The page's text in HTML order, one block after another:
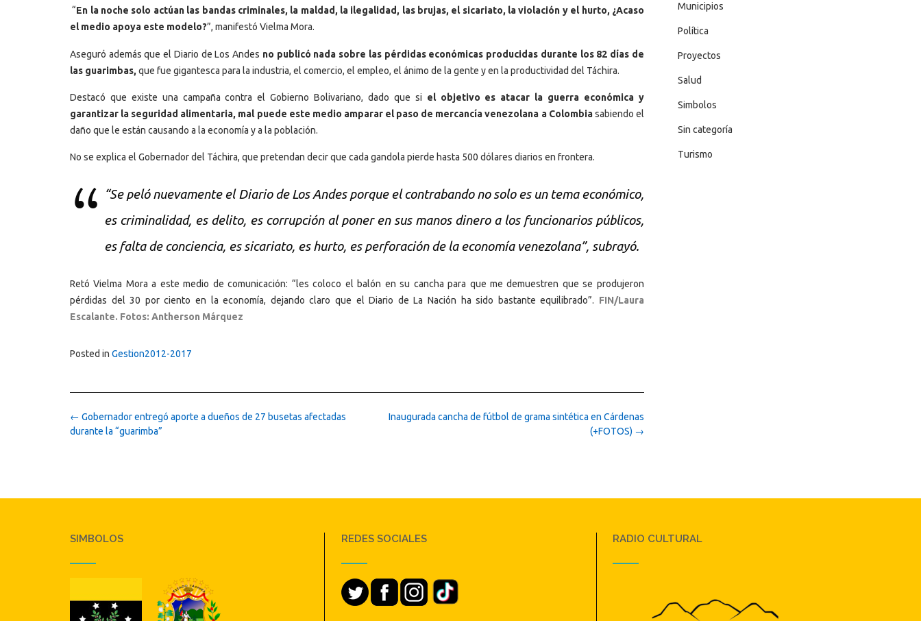
“En la noche solo actúan las bandas criminales, la maldad, la ilegalidad, las brujas, el sicariato, la violación y el hurto, ¿Acaso
el medio apoya este modelo?”, manifestó Vielma Mora.
Aseguró además que el Diario de Los Andes no publicó nada sobre las pérdidas económicas producidas durante los 82 días de
las guarimbas, que fue gigantesca para la industria, el comercio, el empleo, el ánimo de la gente y en la productividad del Táchira.
Destacó que existe una campaña contra el Gobierno Bolivariano, dado que si el objetivo es atacar la guerra económica y
garantizar la seguridad alimentaria, mal puede este medio amparar el paso de mercancía venezolana a Colombiasabiendo el
daño que le están causando a la economía y a la población.
No se explica el Gobernador del Táchira, que pretendan decir que cada gandola pierde hasta 500 dólares diarios en frontera.
“Se peló nuevamente el Diario de Los Andes porque el contrabando no solo es un tema económico,
es criminalidad, es delito, es corrupción al poner en sus manos dinero a los funcionarios públicos,
es falta de conciencia, es sicariato, es hurto, es perforación de la economía venezolana”, subrayó.
Retó Vielma Mora a este medio de comunicación: “les coloco el balón en su cancha para que me demuestren que se produjeron
pérdidas del 30 por ciento en la economía, dejando claro que el Diario de La Nación ha sido bastante equilibrado”. FIN/Laura
Escalante. Fotos: Antherson Márquez
Posted in Gestion2012-2017
Post
navigation
Inaugurada cancha de fútbol de grama sintética en Cárdenas
(+FOTOS) →
← Gobernador entregó aporte a dueños de 27 busetas afectadas
durante la “guarimba”
Municipios
Política
Proyectos
Salud
Simbolos
Sin categoría
Turismo
SIMBOLOS REDES SOCIALES RADIO CULTURAL